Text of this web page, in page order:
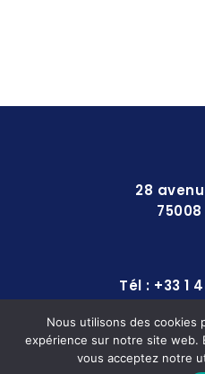
28
Tél : +33 1
Nous utilisons des cookies
expérience sur notre site web.
vous acceptez notre